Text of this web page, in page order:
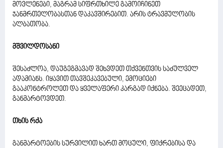
მოვლენები, მაგრამ სიფრთხილე გამოიჩინეთ
ჯანმრთელობასთან დაკავშირებით. არის ტრავმულობის
ალბათობა.
მშვილდოსანი
შესაძლოა, დაუგეგმავად შეხვდეთ თქვენთვის საძულველ
ადამიანს. იყავით თავშეკავებული, ემოციები
გააკონტროლეთ და ყველაფერი კარგად იქნება. შეეცადეთ,
განმარტოვდეთ.
თხის რქა
განმარტოების სურვილით ხართ მოცული, ფიქრებისა და